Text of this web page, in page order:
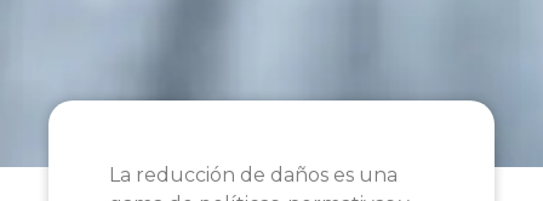
La reducción de daños es una